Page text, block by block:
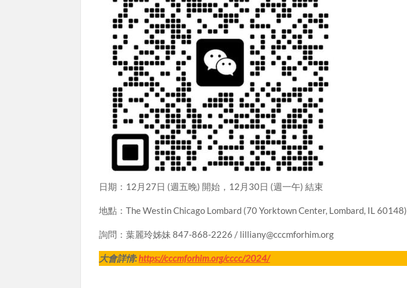
日期：12月27日 (週五晚) 開始，12月30日 (週一午) 結束
地點：The Westin Chicago Lombard (70 Yorktown Center, Lombard, IL 60148)
詢問：葉麗玲姊妹 847-868-2226 / lilliany@cccmforhim.org
大會詳情:https://cccmforhim.org/cccc/2024/